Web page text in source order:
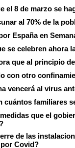
el 8 de marzo se
al 70% de la
España en
se celebren ahora
que al principio
con otro
vencerá al virus
cuántos familiares
que el
de las
Covid?